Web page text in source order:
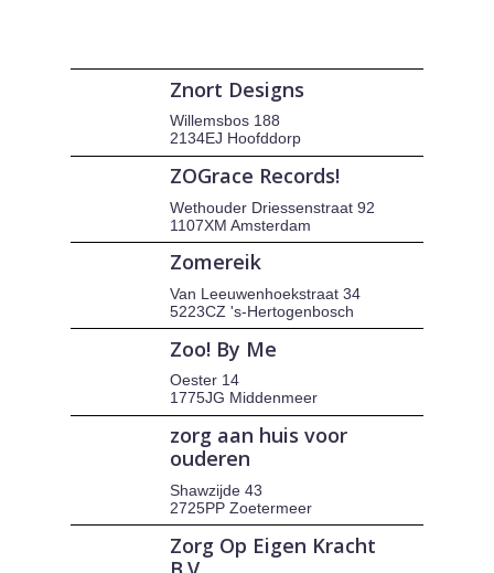
Znort Designs
Willemsbos 188
2134EJ Hoofddorp
ZOGrace Records!
Wethouder Driessenstraat 92
1107XM Amsterdam
Zomereik
Van Leeuwenhoekstraat 34
5223CZ 's-Hertogenbosch
Zoo! By Me
Oester 14
1775JG Middenmeer
zorg aan huis voor
ouderen
Shawzijde 43
2725PP Zoetermeer
Zorg Op Eigen Kracht